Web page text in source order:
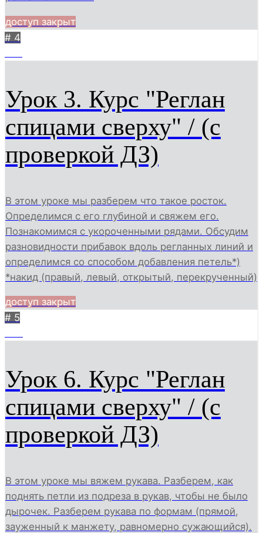
доступ закрыт
# 4
Урок 3. Курс "Реглан
спицами сверху" / (с
проверкой ДЗ)
В этом уроке мы разберем что такое росток.
Определимся с его глубиной и свяжем его.
Познакомимся с укороченными рядами. Обсудим
разновидности прибавок вдоль регланных линий и
определимся со способом добавления петель*)
*накид (правый, левый, открытый, перекрученный)
доступ закрыт
# 5
Урок 6. Курс "Реглан
спицами сверху" / (с
проверкой ДЗ)
В этом уроке мы вяжем рукава. Разберем, как
поднять петли из подреза в рукав, чтобы не было
дырочек. Разберем рукава по формам (прямой,
зауженный к манжету, равномерно сужающийся).